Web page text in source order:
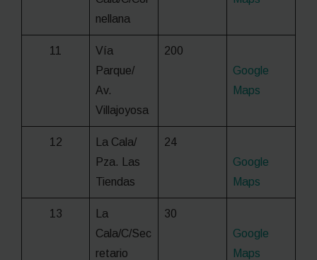
nellana
11
Vía
Parque/
Av.
Villajoyosa
200
Google
Maps
12
La Cala/
Pza. Las
Tiendas
24
Google
Maps
13
La
Cala/C/Sec
retario
30
Google
Maps